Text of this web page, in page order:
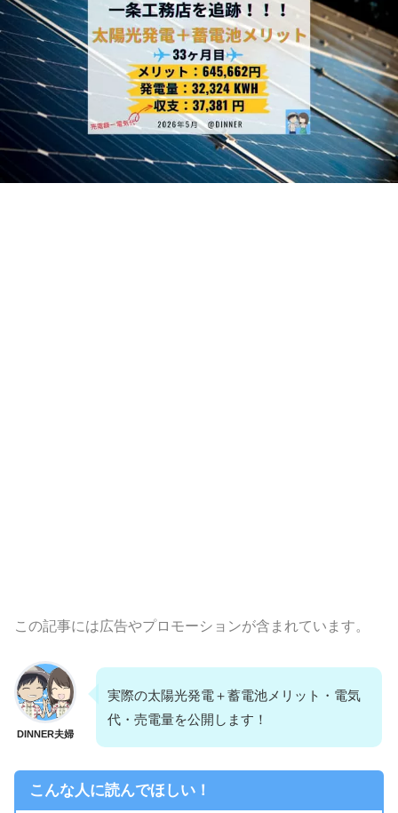
この記事には広告やプロモーションが含まれています。
DINNER夫婦
実際の太陽光発電＋蓄電池メリット・電気
代・売電量を公開します！
こんな人に読んでほしい！